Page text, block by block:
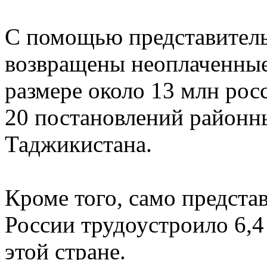
С помощью
возвращены
размере около 13 млн
20 постановлений
Таджикистана.
Кроме того, само
России трудоустроило
этой стране.